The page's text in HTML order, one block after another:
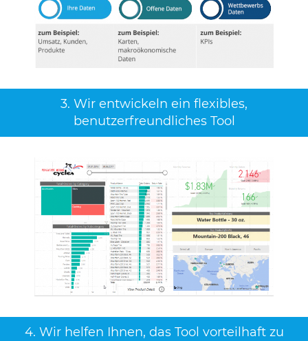
3. Wir entwickeln ein flexibles,
benutzerfreundliches Tool
4. Wir helfen Ihnen, das Tool vorteilhaft zu